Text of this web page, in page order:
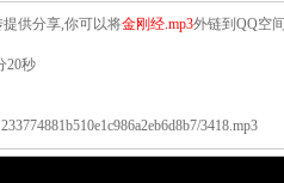
供分享,你可以将金刚经.mp3外链到QQ空
20秒
3418.mp3